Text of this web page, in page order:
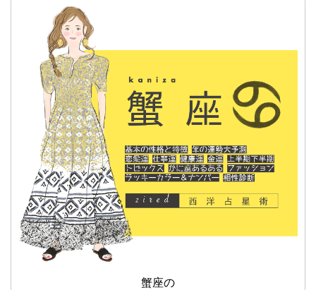
蟹座の